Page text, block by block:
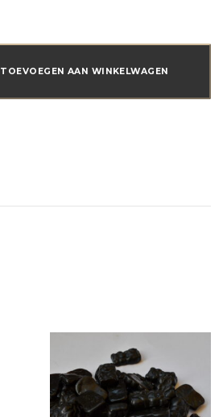
TOEVOEGEN AAN WINKELWAGEN